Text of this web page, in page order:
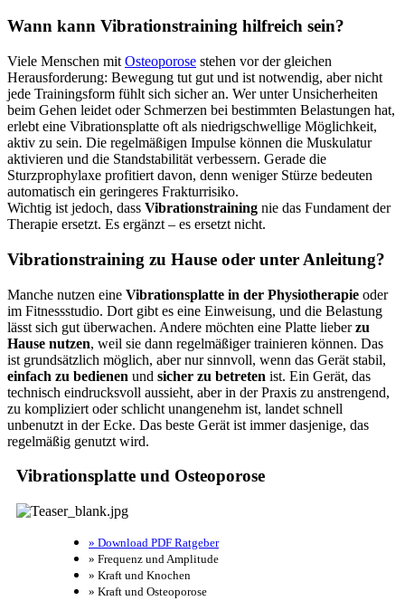
Wann kann Vibrationstraining hilfreich sein?
Viele Menschen mit Osteoporose stehen vor der gleichen
Herausforderung: Bewegung tut gut und ist notwendig, aber nicht
jede Trainingsform fühlt sich sicher an. Wer unter Unsicherheiten
beim Gehen leidet oder Schmerzen bei bestimmten Belastungen hat,
erlebt eine Vibrationsplatte oft als niedrigschwellige Möglichkeit,
aktiv zu sein. Die regelmäßigen Impulse können die Muskulatur
aktivieren und die Standstabilität verbessern. Gerade die
Sturzprophylaxe profitiert davon, denn weniger Stürze bedeuten
automatisch ein geringeres Frakturrisiko.
Wichtig ist jedoch, dass Vibrationstraining nie das Fundament der
Therapie ersetzt. Es ergänzt – es ersetzt nicht.
Vibrationstraining zu Hause oder unter Anleitung?
Manche nutzen eine Vibrationsplatte in der Physiotherapie oder
im Fitnessstudio. Dort gibt es eine Einweisung, und die Belastung
lässt sich gut überwachen. Andere möchten eine Platte lieberzu
Hause nutzen, weil sie dann regelmäßiger trainieren können. Das
ist grundsätzlich möglich, aber nur sinnvoll, wenn das Gerät stabil,
einfach zu bedienen und sicher zu betreten ist. Ein Gerät, das
technisch eindrucksvoll aussieht, aber in der Praxis zu anstrengend,
zu kompliziert oder schlicht unangenehm ist, landet schnell
unbenutzt in der Ecke. Das beste Gerät ist immer dasjenige, das
regelmäßig genutzt wird.
Vibrationsplatte und Osteoporose
» Download PDF Ratgeber
» Frequenz und Amplitude
» Kraft und Knochen
» Kraft und Osteoporose